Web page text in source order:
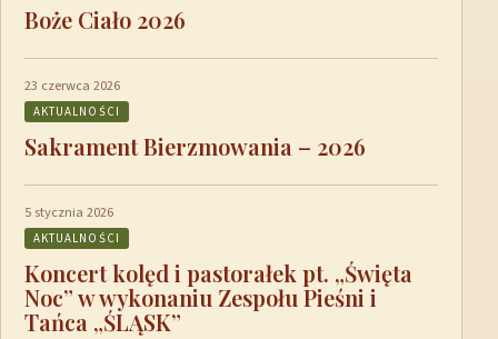
Boże Ciało 2026
23 czerwca 2026
AKTUALNOŚCI
Sakrament Bierzmowania – 2026
5 stycznia 2026
AKTUALNOŚCI
Koncert kolęd i pastorałek pt. „Święta
Noc” w wykonaniu Zespołu Pieśni i
Tańca „ŚLĄSK”